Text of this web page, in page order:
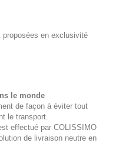
proposées en exclusivité
le monde
de façon à éviter tout
le transport.
effectué par COLISSIMO
de livraison neutre en